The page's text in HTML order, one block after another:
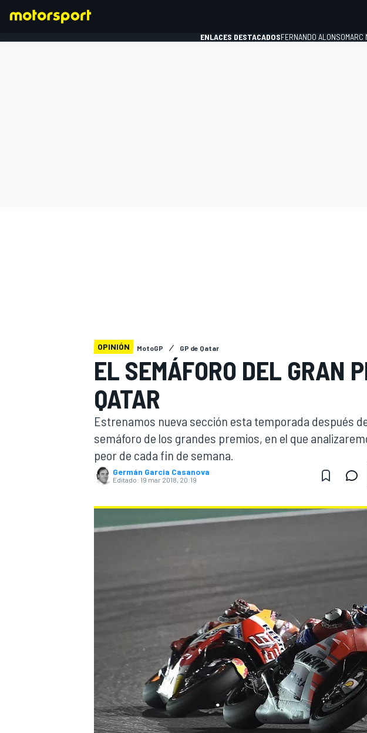
WEC FÓRMULA E
ENLACES DESTACADOSFERNANDO ALONSOMARC
OPINIÓN MotoGP GP de Qatar
EL SEMÁFORO DEL GRAN
QATAR
Estrenamos nueva sección esta temporada después
semáforo de los grandes premios, en el que
peor de cada fin de semana.
Germán Garcia Casanova
Editado: 19 mar 2018, 20:19